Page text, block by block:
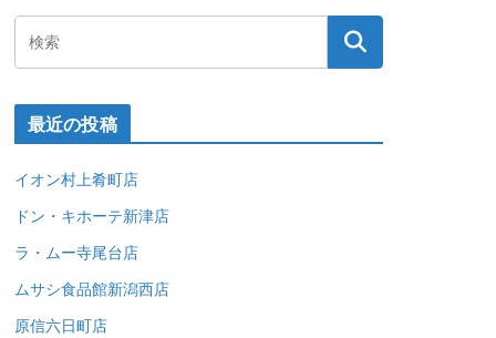
最近の投稿
イオン村上肴町店
ドン・キホーテ新津店
ラ・ムー寺尾台店
ムサシ食品館新潟西店
原信六日町店